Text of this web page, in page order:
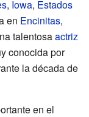
, Iowa, Estados
en Encinitas,
talentosaactriz
conocida por
la década de
en el